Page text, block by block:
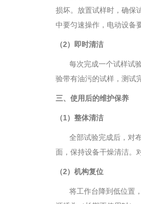
损坏。放置试样时，确保
中要匀速操作，电动设备
（2）即时清洁
每次完成一个试样试
验带有油污的试样，测试
三、使用后的维护保养
（1）整体清洁
全部试验完成后，对
面，保持设备干燥清洁。
（2）机构复位
将工作台降到低位置